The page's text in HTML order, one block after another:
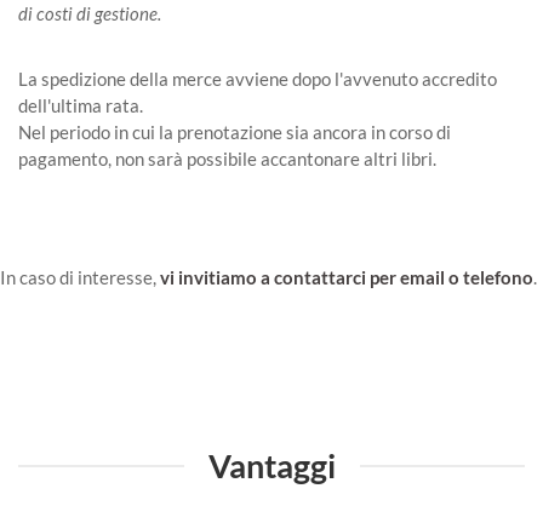
di costi di gestione.
La spedizione della merce avviene dopo l'avvenuto accredito
dell'ultima rata.
Nel periodo in cui la prenotazione sia ancora in corso di
pagamento, non sarà possibile accantonare altri libri.
In caso di interesse,vi invitiamo a contattarci per email o telefono.
Vantaggi